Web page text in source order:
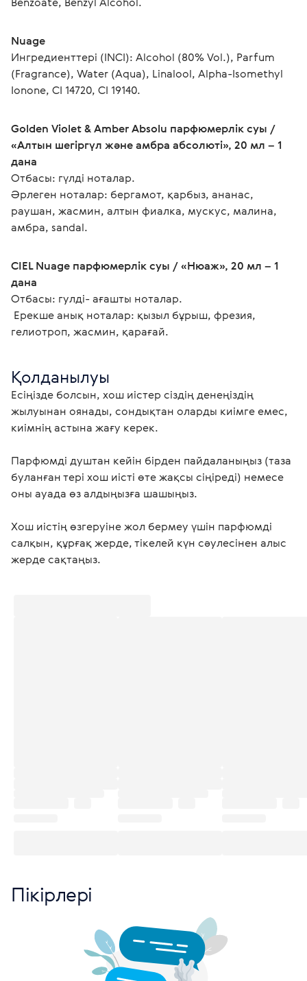
Nuage
Ингредиенттері (INCI): Alcohol (80% Vol.), Parfum
(Fragrance), Water (Aqua), Linalool, Alpha-Isomethyl
Ionone, CI 14720, CI 19140.
Golden Violet & Amber Absolu парфюмерлік суы /
«Алтын шегіргүл және амбра абсолюті», 20 мл – 1
дана
Отбасы: гүлді ноталар.
Әрлеген ноталар: бергамот, қарбыз, ананас,
раушан, жасмин, алтын фиалка, мускус, малина,
амбра, sandal.
CIEL Nuage парфюмерлік суы / «Нюаж», 20 мл – 1
дана
Отбасы: гулді- ағашты ноталар.
гелиотроп, жасмин, қарағай.
Қолданылуы
Есіңізде болсын, хош иістер сіздің денеңіздің
жылуынан оянады, сондықтан оларды киімге емес,
киімнің астына жағу керек.
Парфюмді душтан кейін бірден пайдаланыңыз (таза
буланған тері хош иісті өте жақсы сіңіреді) немесе
оны ауада өз алдыңызға шашыңыз.
Хош иістің өзгеруіне жол бермеу үшін парфюмді
салқын, құрғақ жерде, тікелей күн сәулесінен алыс
жерде сақтаңыз.
Пікірлері